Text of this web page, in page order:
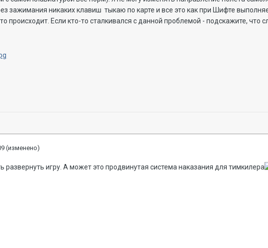
зажимания никаких клавиш тыкаю по карте и все это как при Шифте
происходит. Если кто-то сталкивался с данной проблемой - подскажите, что
(изменено)
развернуть игру. А может это продвинутая система наказания для тимкилера